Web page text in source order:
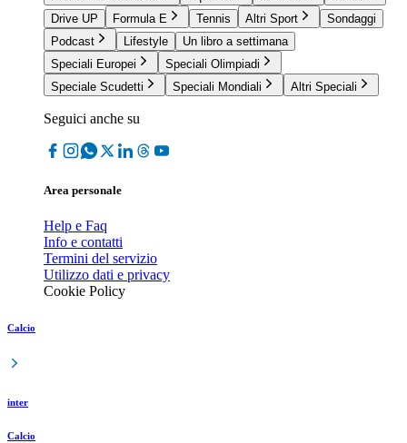
Drive UP
Formula E Tennis Altri Sport
Sondaggi
Podcast
Lifestyle
Un libro a settimana
Speciali Europei
Speciali Olimpiadi
Speciale Scudetti
Speciali Mondiali Altri Speciali
Seguici anche su
Area personale
Help e Faq
Info e contatti
Termini del servizio
Utilizzo dati e privacy
Cookie Policy
Calcio
inter
Calcio